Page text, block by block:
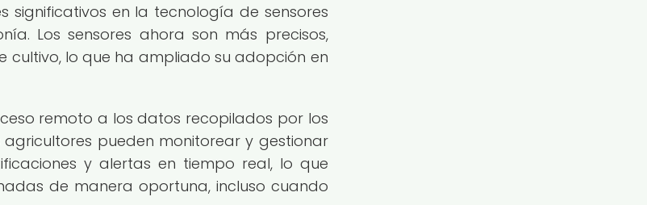
significativos en la tecnología de sensores
Los sensores ahora son más precisos,
cultivo, lo que ha ampliado su adopción en
remoto a los datos recopilados por los
pueden monitorear y gestionar
y alertas en tiempo real, lo que
de manera oportuna, incluso cuando